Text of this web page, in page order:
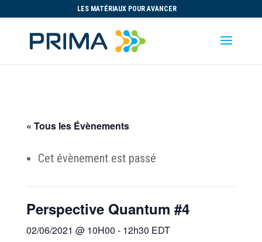
LES MATÉRIAUX POUR AVANCER
« Tous les Évènements
Cet évènement est passé
Perspective Quantum #4
02/06/2021 @ 10H00 - 12h30 EDT